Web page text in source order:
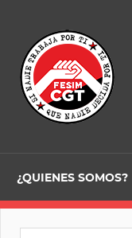
content
¿QUIENES SOMOS?